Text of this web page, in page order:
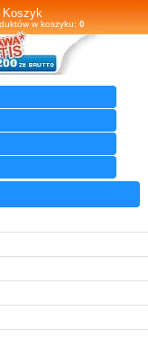
Koszyk
w koszyku: 0